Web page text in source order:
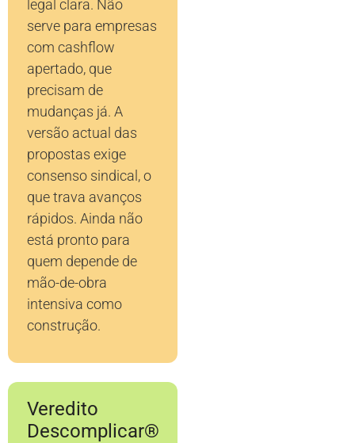
legal clara. Não
serve para empresas
com cashflow
apertado, que
precisam de
mudanças já. A
versão actual das
propostas exige
consenso sindical, o
que trava avanços
rápidos. Ainda não
está pronto para
quem depende de
mão-de-obra
intensiva como
construção.
Veredito
Descomplicar®